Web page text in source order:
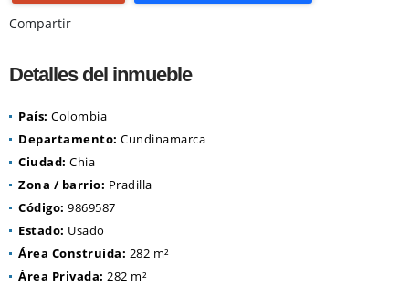
Compartir
Detalles del inmueble
País: Colombia
Departamento: Cundinamarca
Ciudad: Chia
Zona / barrio: Pradilla
Código: 9869587
Estado: Usado
Área Construida: 282 m²
Área Privada: 282 m²